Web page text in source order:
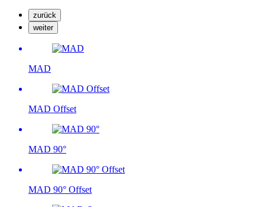
zurück
weiter
MAD
MAD Offset
MAD 90°
MAD 90° Offset